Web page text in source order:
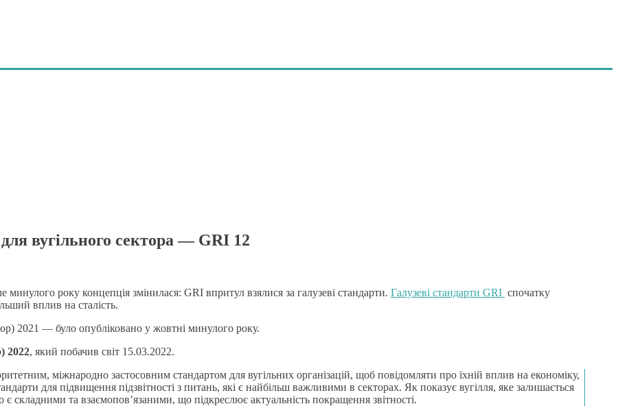
вугільного сектора — GRI 12
минулого року концепція змінилася: GRI впритул взялися за галузеві стандарти. Галузеві стандарти GRI спочатку
вплив на сталість.
2021 — було опубліковано у жовтні минулого року.
2022, який побачив світ 15.03.2022.
міжнародно застосовним стандартом для вугільних організацій, щоб повідомляти про їхній вплив на економіку,
для підвищення підзвітності з питань, які є найбільш важливими в секторах. Як показує вугілля, яке залишається
складними та взаємопов’язаними, що підкреслює актуальність покращення звітності.